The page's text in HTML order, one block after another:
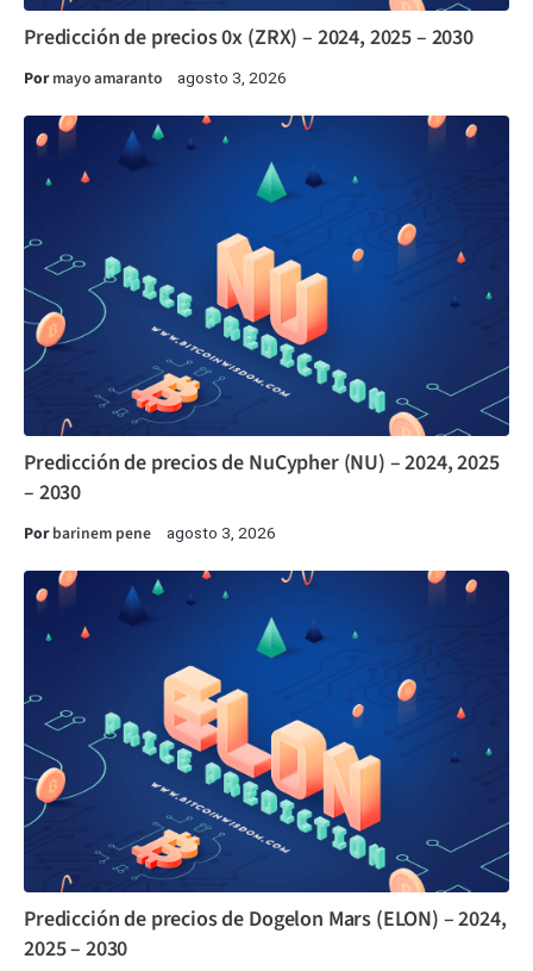
Predicción de precios 0x (ZRX) – 2024, 2025 – 2030
Pormayo amaranto agosto 3, 2026
Predicción de precios de NuCypher (NU) – 2024, 2025
– 2030
Porbarinem pene agosto 3, 2026
Predicción de precios de Dogelon Mars (ELON) – 2024,
2025 – 2030